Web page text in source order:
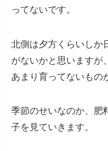
ってないです。
北側は夕方くらいしか
がないかと思いますが
あまり育ってないもの
季節のせいなのか、肥
子を見ていきます。